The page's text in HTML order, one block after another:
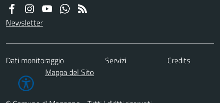
Newsletter
Dati monitoraggio Servizi
Credits
Mappa del Sito